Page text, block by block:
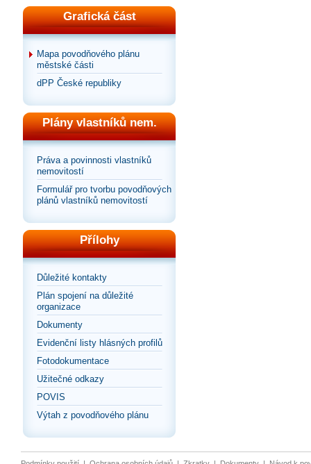
Grafická část
Mapa povodňového plánu
městské části
dPP České republiky
Plány vlastníků nem.
Práva a povinnosti vlastníků
nemovitostí
Formulář pro tvorbu povodňových
plánů vlastníků nemovitostí
Přílohy
Důležité kontakty
Plán spojení na důležité
organizace
Dokumenty
Evidenční listy hlásných profilů
Fotodokumentace
Užitečné odkazy
POVIS
Výtah z povodňového plánu